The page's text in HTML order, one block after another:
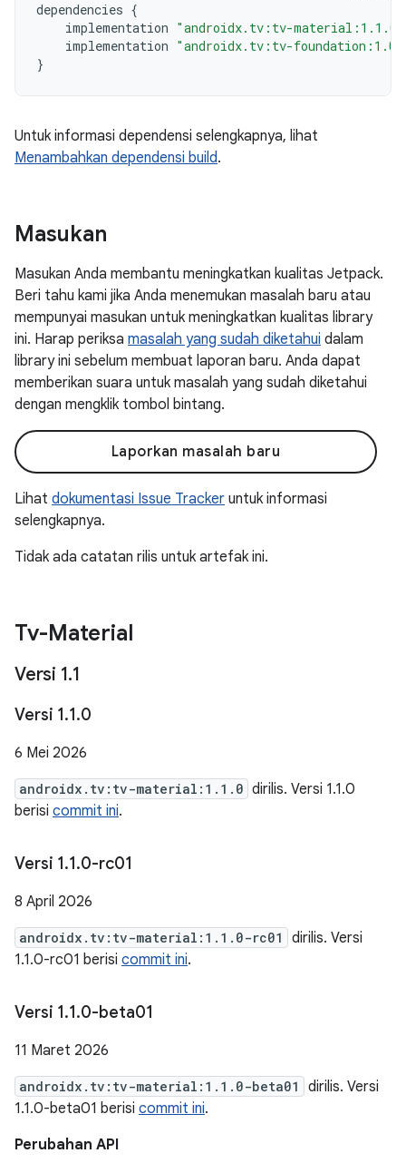
dependencies {
implementation "androidx.tv:tv-material:1.1.0"
implementation "androidx.tv:tv-
}
Untuk informasi dependensi selengkapnya, lihat
Menambahkan dependensi build.
Masukan
Masukan Anda membantu meningkatkan kualitas Jetpack.
Beri tahu kami jika Anda menemukan masalah baru atau
mempunyai masukan untuk meningkatkan kualitas library
ini. Harap periksa masalah yang sudah diketahui dalam
library ini sebelum membuat laporan baru. Anda dapat
memberikan suara untuk masalah yang sudah diketahui
dengan mengklik tombol bintang.
Laporkan masalah baru
Lihat dokumentasi Issue Tracker untuk informasi
selengkapnya.
Tidak ada catatan rilis untuk artefak ini.
Tv-Material
Versi 1.1
Versi 1.1.0
6 Mei 2026
androidx.tv:tv-material:1.1.0 dirilis. Versi 1.1.0
berisi commit ini.
Versi 1.1.0-rc01
8 April 2026
androidx.tv:tv-material:1.1.0-rc01
dirilis. Versi
1.1.0-rc01 berisi commit ini.
Versi 1.1.0-beta01
11 Maret 2026
androidx.tv:tv-material:1.1.0-beta01
dirilis. Versi
1.1.0-beta01 berisi commit ini.
Perubahan API